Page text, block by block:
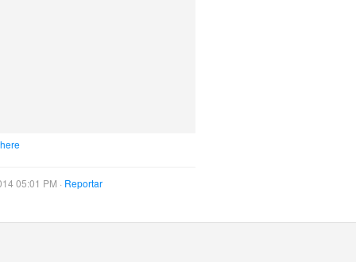
05:01 PM · Reportar